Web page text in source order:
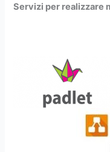
Servizi per realizzare